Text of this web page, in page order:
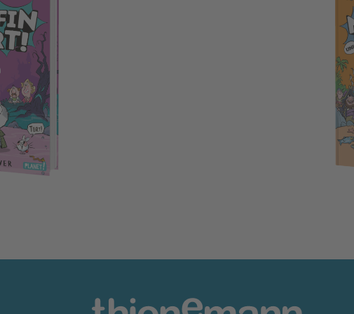
Muffin und Tört! 3: Bei